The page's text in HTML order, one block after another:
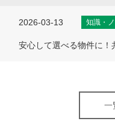
2026-03-13 知識・
安心して選べる物件に！
一